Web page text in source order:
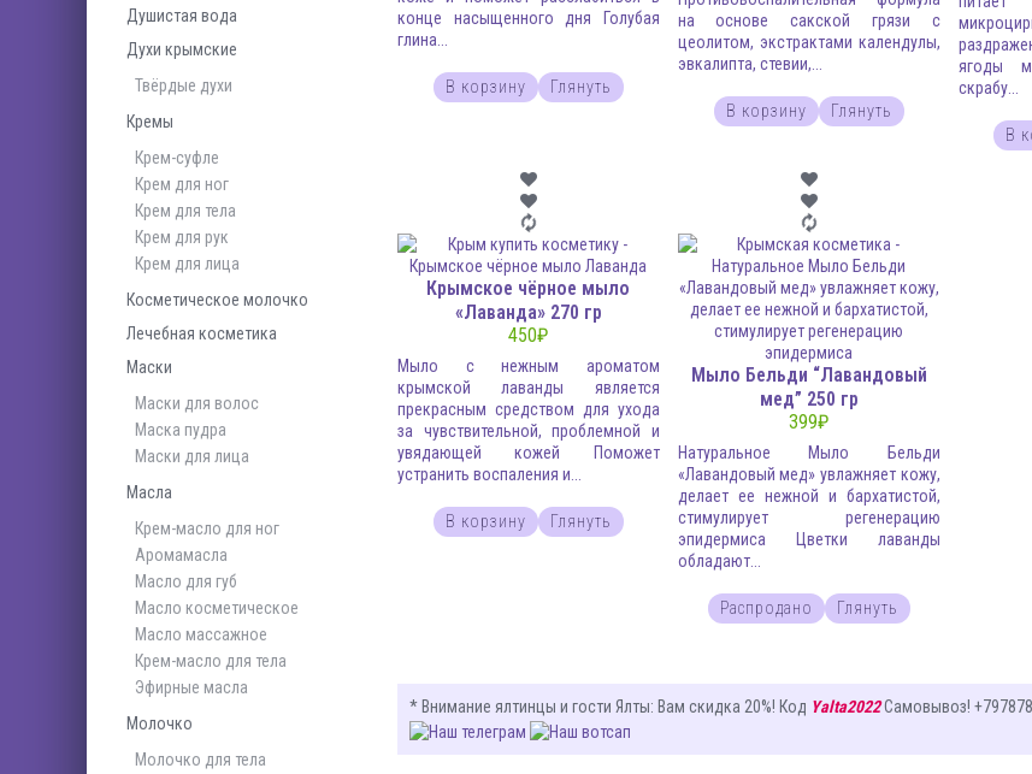
конце насыщенного дня Голубая
глина...
В корзину Глянуть
на основе сакской грязи с
цеолитом, экстрактами календулы,
эвкалипта, стевии,...
В корзину Глянуть
ягоды
скрабу...
В
Крымское чёрное мыло
«Лаванда» 270 гр
450₽
Мыло с нежным ароматом
крымской лаванды является
прекрасным средством для ухода
за чувствительной, проблемной и
увядающей кожей Поможет
устранить воспаления и...
В корзину Глянуть
Мыло Бельди “Лавандовый
мед” 250 гр
399₽
Натуральное Мыло Бельди
«Лавандовый мед» увлажняет кожу,
делает ее нежной и бархатистой,
стимулирует регенерацию
эпидермиса Цветки лаванды
обладают...
Распродано Глянуть
* Внимание ялтинцы и гости Ялты: Вам скидка 20%! Код Yalta2022Самовывоз!
Душистая вода
Духи крымские
Твёрдые духи
Кремы
Крем-суфле
Крем для ног
Крем для тела
Крем для рук
Крем для лица
Косметическое молочко
Лечебная косметика
Маски
Маски для волос
Маска пудра
Маски для лица
Масла
Крем-масло для ног
Аромамасла
Масло для губ
Масло косметическое
Масло массажное
Крем-масло для тела
Эфирные масла
Молочко
Молочко для тела